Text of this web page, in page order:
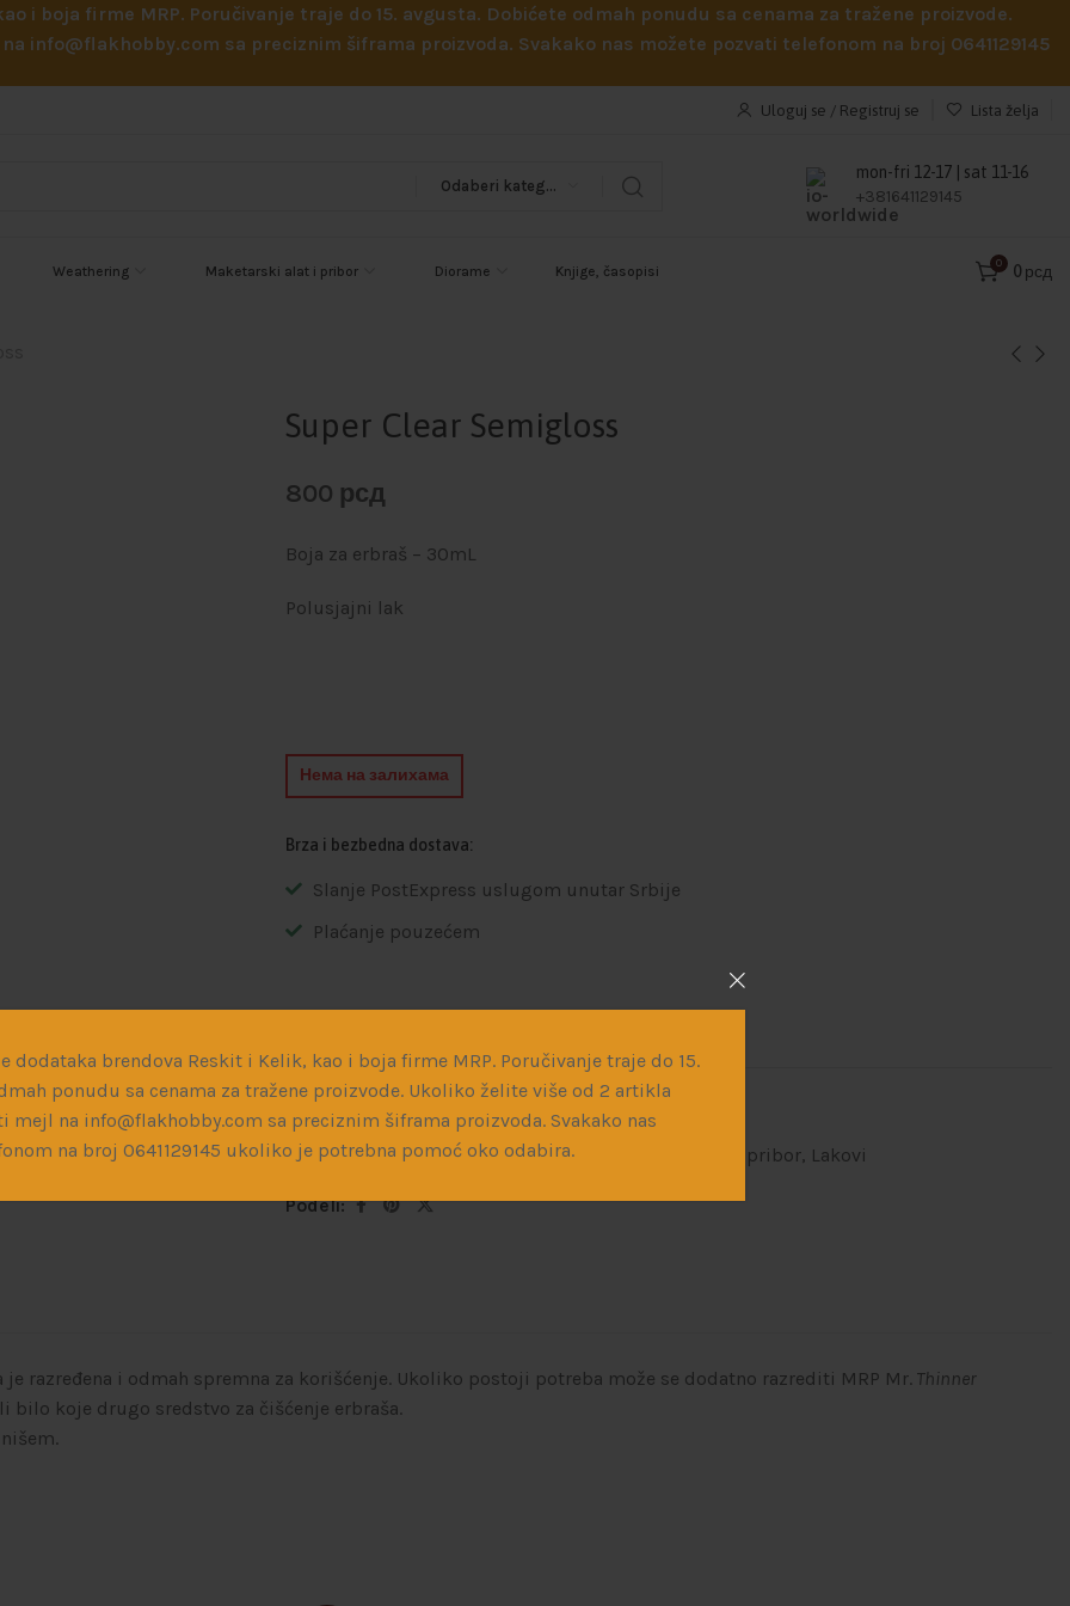
dodataka brendova Reskit i Kelik, kao i boja firme MRP. Poručivanje traje do 15.
ponudu sa cenama za tražene proizvode. Ukoliko želite više od 2 artikla
mejl na info@flakhobby.com sa preciznim šiframa proizvoda. Svakako nas
na broj 0641129145 ukoliko je potrebna pomoć oko odabira.
i boja firme MRP. Poručivanje traje do 15. avgusta. Dobićete odmah ponudu sa cenama za tražene proizvode.
info@flakhobby.com sa preciznim šiframa proizvoda. Svakako nas možete pozvati telefonom na broj 0641129145
Uloguj se / Registruj se Lista želja
Odaberi kategoriju
mon-fri 12-17 | sat 11-16
+381641129145
Weathering Maketarski alat i pribor Diorame Knjige, časopisi 0 0 рсд
Super Clear Semigloss
800 рсд
Boja za erbraš – 30mL
Polusjajni lak
Нема на залихама
Brza i bezbedna dostava:
Slanje PostExpress uslugom unutar Srbije
Plaćanje pouzećem
Šifra proizvoda:
Kategorije:Boje i razređivači,MRP Maketarski alat i pribor, Lakovi
Podeli:
razređena i odmah spremna za korišćenje. Ukoliko postoji potreba može se dodatno razrediti MRP Mr. Thinner
bilo koje drugo sredstvo za čišćenje erbraša.